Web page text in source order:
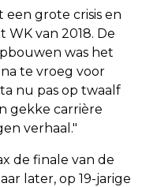
grote crisis en
WK van 2018. De
was het
te vroeg voor
nu pas op twaalf
gekke carrière
verhaal."
de finale van de
later, op 19-jarige